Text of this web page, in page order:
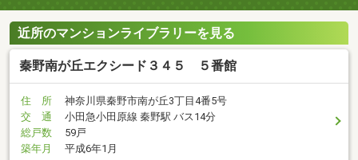
近所のマンションライブラリーを見る
秦野南が丘エクシード３４５ ５番館
住 所
神奈川県秦野市南が丘3丁目4番5号
交 通
小田急小田原線 秦野駅 バス14分
総戸数
59戸
築年月
平成6年1月